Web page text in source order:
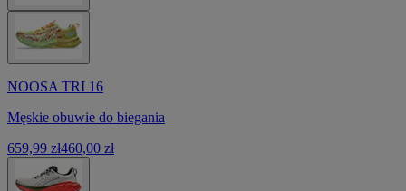
NOOSA TRI 16
Męskie obuwie do biegania
659,99 zł460,00 zł